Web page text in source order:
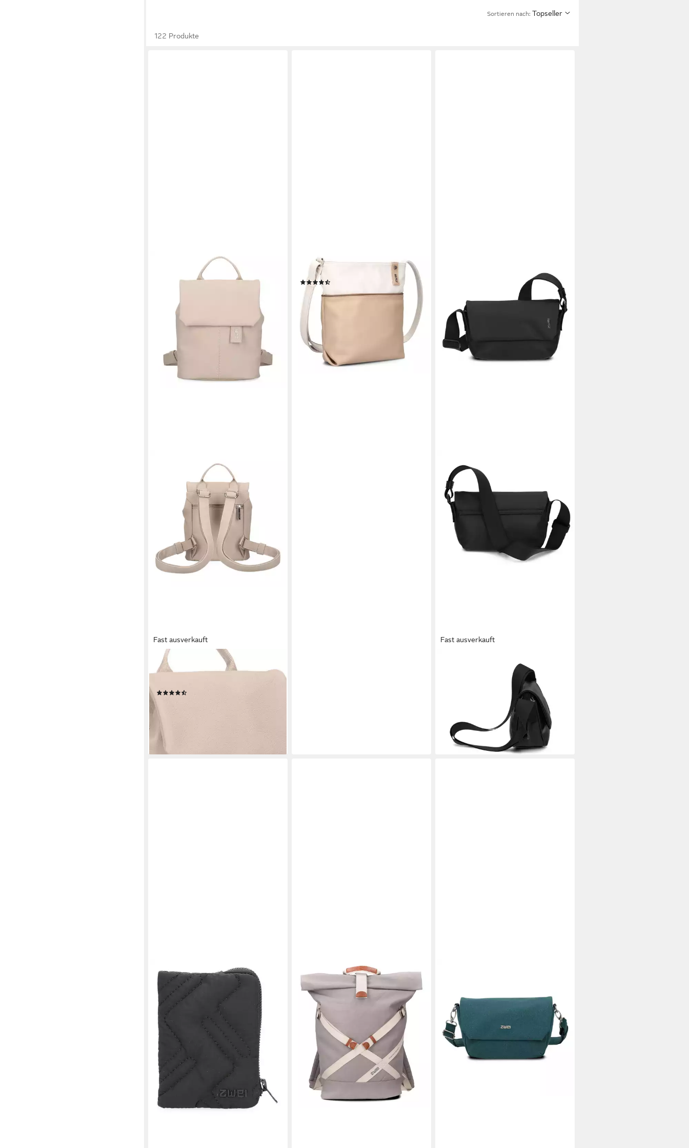
Sortieren nach: Topseller
122 Produkte
Fast ausverkauft
ZWEI
Rucksack Mademoiselle.M,
ZWEI
Umhängetasche J10 (Set, 2-tlg)
61,42 € 74,90 €
-18%
lieferbar - in 2-3 Werktagen bei dir
Fast ausverkauft
Messenger Bag Cargo, Polyurethan
59,90 €
lieferbar - in 2-3 Werktagen bei dir
+4